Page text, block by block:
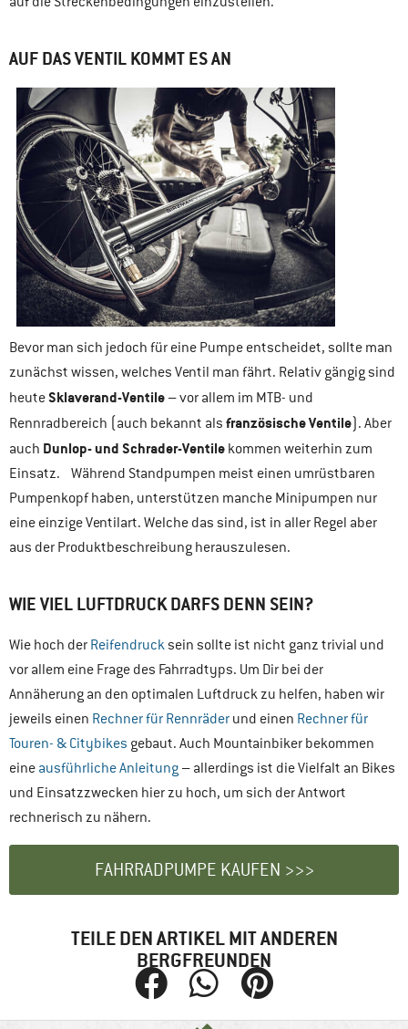
AUF DAS VENTIL KOMMT ES AN
Bevor man sich jedoch für eine Pumpe entscheidet, sollte man
zunächst wissen, welches Ventil man fährt. Relativ gängig sind
heuteSklaverand-Ventile – vor allem im MTB- und
Rennradbereich (auch bekannt als französische Ventile). Aber
auch Dunlop- und Schrader-Ventile kommen weiterhin zum
Einsatz. Während Standpumpen meist einen umrüstbaren
Pumpenkopf haben, unterstützen manche Minipumpen nur
eine einzige Ventilart. Welche das sind, ist in aller Regel aber
aus der Produktbeschreibung herauszulesen.
WIE VIEL LUFTDRUCK DARFS DENN SEIN?
Wie hoch der Reifendrucksein sollte ist nicht ganz trivial und
vor allem eine Frage des Fahrradtyps. Um Dir bei der
Annäherung an den optimalen Luftdruck zu helfen, haben wir
jeweils einen Rechner für Rennräder und einen Rechner für
Touren- & Citybikes gebaut. Auch Mountainbiker bekommen
eine ausführliche Anleitung – allerdings ist die Vielfalt an Bikes
und Einsatzzwecken hier zu hoch, um sich der Antwort
rechnerisch zu nähern.
FAHRRADPUMPE KAUFEN >>>
TEILE DEN ARTIKEL MIT ANDEREN
BERGFREUNDEN